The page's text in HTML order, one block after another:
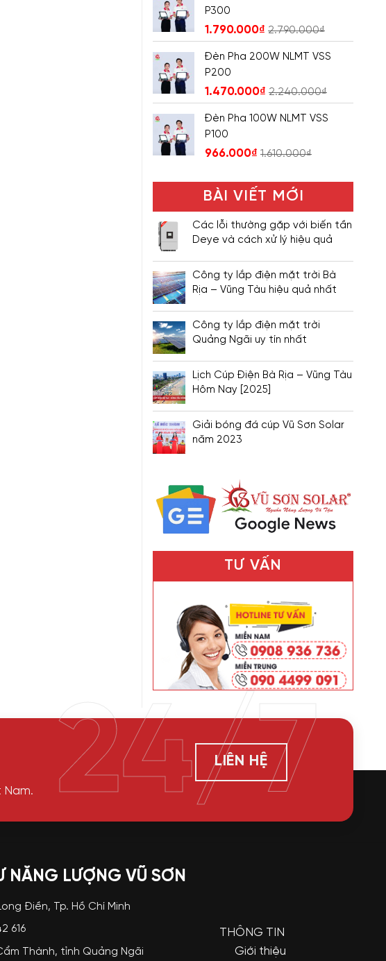
P300
1.790.000₫ 2.790.000₫
Đèn Pha 200W NLMT VSS
P200
1.470.000₫ 2.240.000₫
Đèn Pha 100W NLMT VSS
P100
966.000₫ 1.610.000₫
BÀI VIẾT MỚI
Các lỗi thường gặp với biến tần
Deye và cách xử lý hiệu quả
Công ty lắp điện mặt trời Bà
Rịa – Vũng Tàu hiệu quả nhất
Công ty lắp điện mặt trời
Quảng Ngãi uy tín nhất
Lịch Cúp Điện Bà Rịa – Vũng Tàu
Hôm Nay [2025]
Giải bóng đá cúp Vũ Sơn Solar
năm 2023
TƯ VẤN
Nam.
LIÊN HỆ
24/7
LƯỢNG VŨ SƠN
Điền, Tp. Hồ Chí Minh
616
Thành, tỉnh Quảng Ngãi
THÔNG TIN
Giới thiệu